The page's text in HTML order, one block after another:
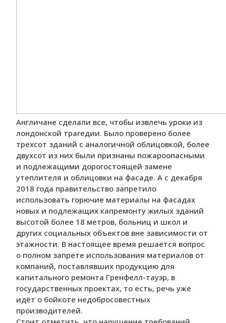
Англичане сделали все, чтобы извлечь уроки из
лондонской трагедии. Было проверено более
трехсот зданий с аналогичной облицовкой, более
двухсот из них были признаны пожароопасными
и подлежащими дорогостоящей замене
утеплителя и облицовки на фасаде. А с декабря
2018 года правительство запретило
использовать горючие материалы на фасадах
новых и подлежащих капремонту жилых зданий
высотой более 18 метров, больниц и школ и
других социальных объектов вне зависимости от
этажности. В настоящее время решается вопрос
о полном запрете использования материалов от
компаний, поставлявших продукцию для
капитального ремонта Гренфелл-тауэр, в
государственных проектах, то есть, речь уже
идёт о бойкоте недобросовестных
производителей.